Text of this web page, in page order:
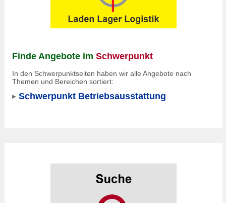
Finde Angebote im Schwerpunkt
In den Schwerpunktseiten haben wir alle Angebote nach
Themen und Bereichen sortiert:
Schwerpunkt Betriebsausstattung